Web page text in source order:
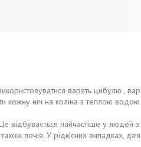
варять цибулю ,
кожну ніч на коліна з теплою водою
відбувається найчастіше у людей
печія. У рідкісних випадках,